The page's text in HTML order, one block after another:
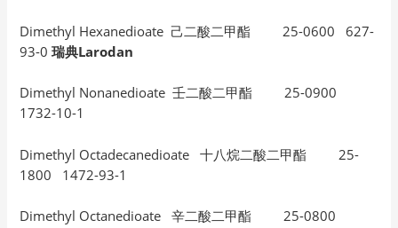
Dimethyl Hexanedioate 己二酸二甲酯 25-0600 627-
93-0瑞典Larodan
Dimethyl Nonanedioate 壬二酸二甲酯 25-0900
1732-10-1
Dimethyl Octadecanedioate 十八烷二酸二甲酯 25-
1800 1472-93-1
Dimethyl Octanedioate 辛二酸二甲酯 25-0800